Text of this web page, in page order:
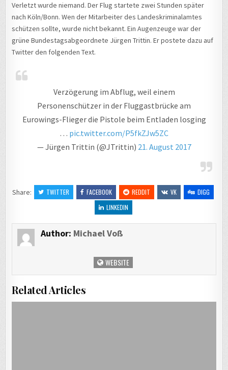
Verletzt wurde niemand. Der Flug startete zwei Stunden später
nach Köln/Bonn. Wen der Mitarbeiter des Landeskriminalamtes
schützen sollte, wurde nicht bekannt. Ein Augenzeuge war der
grüne Bundestagsabgeordnete Jürgen Trittin. Er postete dazu auf
Twitter den folgenden Text.
Verzögerung im Abflug, weil einem
Personenschützer in der Fluggastbrücke am
Eurowings-Flieger die Pistole beim Entladen losging
… pic.twitter.com/P5fkZJw5ZC
— Jürgen Trittin (@JTrittin) 21. August 2017
Share: TWITTER FACEBOOK REDDIT VK
DIGG
LINKEDIN
Author: Michael Voß
WEBSITE
Related Articles